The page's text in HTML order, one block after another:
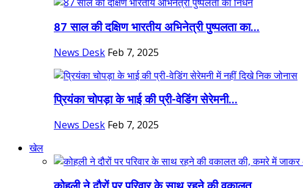
87 साल की दक्षिण भारतीय अभिनेत्री पुष्पलता का...
News Desk Feb 7, 2025
प्रियंका चोपड़ा के भाई की प्री-वेडिंग सेरेमनी...
News Desk Feb 7, 2025
खेल